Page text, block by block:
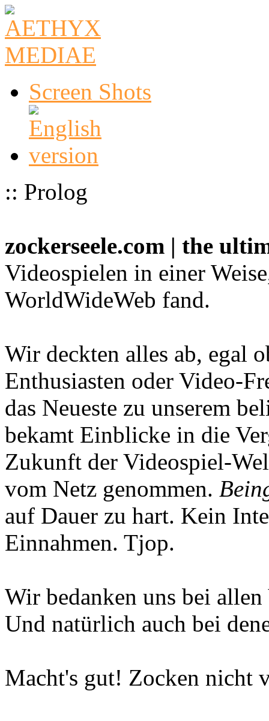
Screen Shots
:: Prolog
zockerseele.com | the
Videospielen in einer
WorldWideWeb fand.
Wir deckten alles ab, egal
Enthusiasten oder Video-
das Neueste zu unserem
bekamt Einblicke in die
Zukunft der Videospiel-
vom Netz genommen.
auf Dauer zu hart. Kein
Einnahmen. Tjop.
Wir bedanken uns bei
Und natürlich auch bei
Macht's gut! Zocken nicht